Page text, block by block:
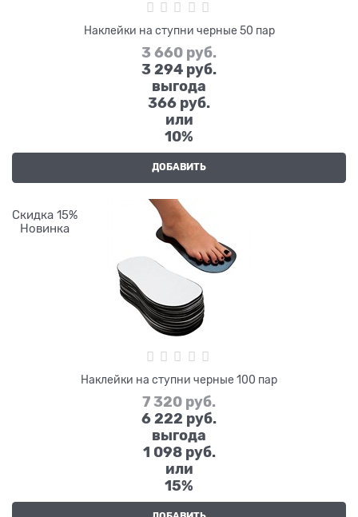
Наклейки на ступни черные 50 пар
3 660 руб.
3 294 руб.
выгода
366 руб.
или
10%
ДОБАВИТЬ
Скидка 15%
Новинка
Наклейки на ступни черные 100 пар
7 320 руб.
6 222 руб.
выгода
1 098 руб.
или
15%